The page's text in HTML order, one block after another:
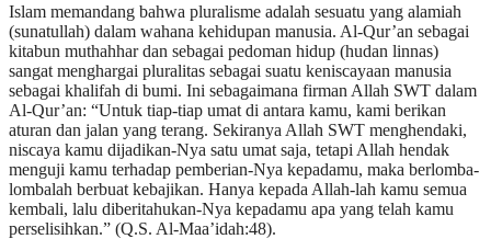
Islam memandang bahwa pluralisme adalah sesuatu yang alamiah
(sunatullah) dalam wahana kehidupan manusia. Al-Qur’an sebagai
kitabun muthahhar dan sebagai pedoman hidup (hudan linnas)
sangat menghargai pluralitas sebagai suatu keniscayaan manusia
sebagai khalifah di bumi. Ini sebagaimana firman Allah SWT dalam
Al-Qur’an: “Untuk tiap-tiap umat di antara kamu, kami berikan
aturan dan jalan yang terang. Sekiranya Allah SWT menghendaki,
niscaya kamu dijadikan-Nya satu umat saja, tetapi Allah hendak
menguji kamu terhadap pemberian-Nya kepadamu, maka berlomba-
lombalah berbuat kebajikan. Hanya kepada Allah-lah kamu semua
kembali, lalu diberitahukan-Nya kepadamu apa yang telah kamu
perselisihkan.” (Q.S. Al-Maa’idah:48).